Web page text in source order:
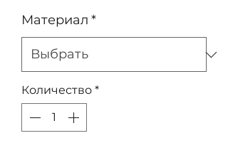
Материал *
Количество *